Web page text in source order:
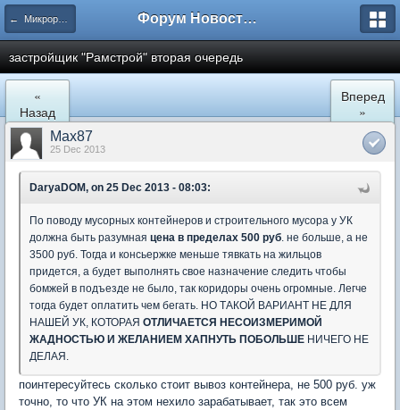
← Микрорайон Солнечный (ул. Лучистая 1, 2, 3) Форум Новостройки
застройщик "Рамстрой" вторая очередь
«
Назад
Вперед
»
Max87
25 Dec 2013
DaryaDOM, on 25 Dec 2013 - 08:03:
По поводу мусорных контейнеров и строительного мусора у УК
должна быть разумная цена в пределах 500 руб. не больше, а не
3500 руб. Тогда и консьержке меньше тявкать на жильцов
придется, а будет выполнять свое назначение следить чтобы
бомжей в подъезде не было, так коридоры очень огромные. Легче
тогда будет оплатить чем бегать. НО ТАКОЙ ВАРИАНТ НЕ ДЛЯ
НАШЕЙ УК, КОТОРАЯ ОТЛИЧАЕТСЯ НЕСОИЗМЕРИМОЙ
ЖАДНОСТЬЮ И ЖЕЛАНИЕМ ХАПНУТЬ ПОБОЛЬШЕ НИЧЕГО НЕ
ДЕЛАЯ.
поинтересуйтесь сколько стоит вывоз контейнера, не 500 руб. уж
точно, то что УК на этом нехило зарабатывает, так это всем